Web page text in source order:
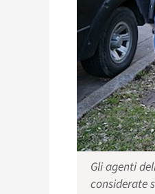
Gli agenti
considerate